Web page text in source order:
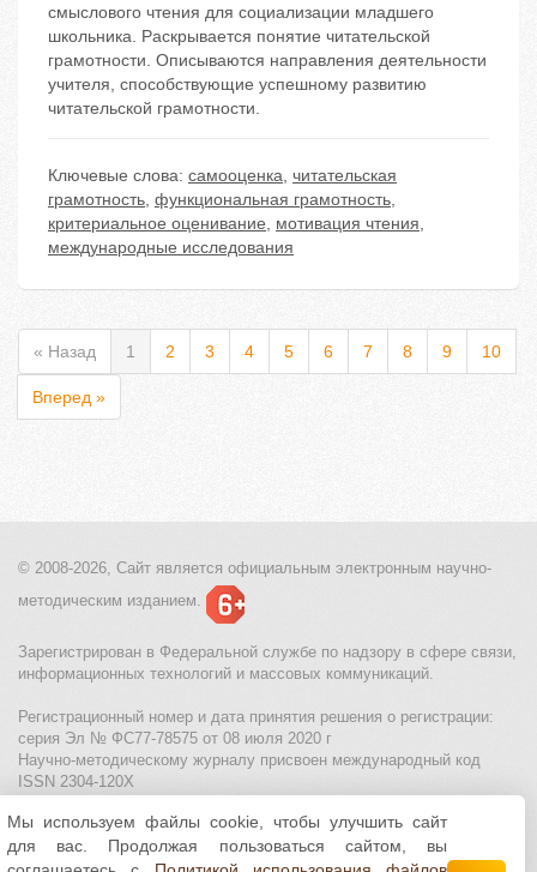
смыслового чтения для социализации младшего
школьника. Раскрывается понятие читательской
грамотности. Описываются направления деятельности
учителя, способствующие успешному развитию
читательской грамотности.
Ключевые слова: самооценка, читательская
грамотность, функциональная грамотность,
критериальное оценивание, мотивация чтения,
международные исследования
« Назад 1 2 3 4 5 6 7 8 9 10
Вперед »
© 2008-2026, Сайт является официальным электронным научно-
методическим изданием.
Зарегистрирован в Федеральной службе по надзору в сфере связи,
информационных технологий и массовых коммуникаций.
Регистрационный номер и дата принятия решения о регистрации:
серия Эл № ФС77-78575 от 08 июля 2020 г
Научно-методическому журналу присвоен международный код
ISSN 2304-120X
МЦИТО|Школьные олимпиады и онлайн конкурсы для детей
Политика использования файлов cookie| Политика обработки и
защиты персональных данных
Мы используем файлы cookie, чтобы улучшить сайт
для вас. Продолжая пользоваться сайтом, вы